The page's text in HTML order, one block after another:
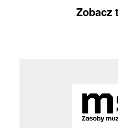
Zobacz